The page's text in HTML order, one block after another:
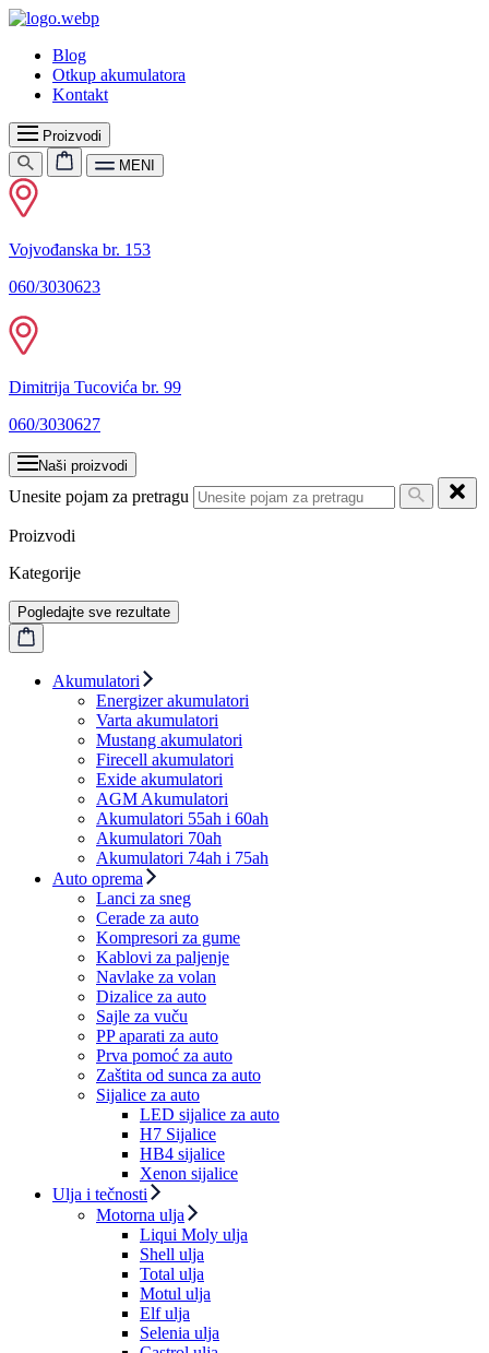
Blog
Otkup akumulatora
Kontakt
Proizvodi
MENI
Vojvođanska br. 153
060/3030623
Dimitrija Tucovića br. 99
060/3030627
Naši proizvodi
Unesite pojam za pretragu
Proizvodi
Kategorije
Pogledajte sve rezultate
Akumulatori
Energizer akumulatori
Varta akumulatori
Mustang akumulatori
Firecell akumulatori
Exide akumulatori
AGM Akumulatori
Akumulatori 55ah i 60ah
Akumulatori 70ah
Akumulatori 74ah i 75ah
Auto oprema
Lanci za sneg
Cerade za auto
Kompresori za gume
Kablovi za paljenje
Navlake za volan
Dizalice za auto
Sajle za vuču
PP aparati za auto
Prva pomoć za auto
Zaštita od sunca za auto
Sijalice za auto
LED sijalice za auto
H7 Sijalice
HB4 sijalice
Xenon sijalice
Ulja i tečnosti
Motorna ulja
Liqui Moly ulja
Shell ulja
Total ulja
Motul ulja
Elf ulja
Selenia ulja